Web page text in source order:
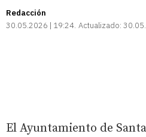
Redacción
30.05.2026 | 19:24 Actualizado:
El Ayuntamiento de